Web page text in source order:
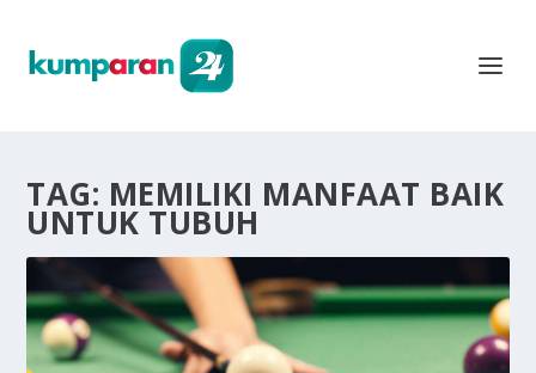
TAG: MEMILIKI MANFAAT BAIK
UNTUK TUBUH